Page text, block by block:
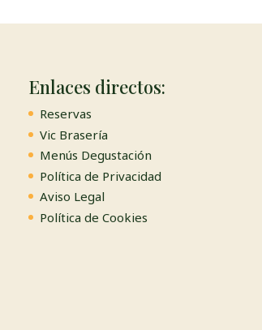
Enlaces directos:
Reservas
Vic Brasería
Menús Degustación
Política de Privacidad
Aviso Legal
Política de Cookies